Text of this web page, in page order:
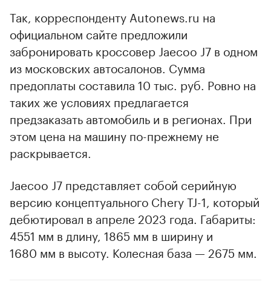
Так, корреспонденту Autonews.ru на
официальном сайте предложили
забронировать кроссовер Jaecoo J7 в одном
из московских автосалонов. Сумма
предоплаты составила 10 тыс. руб. Ровно на
таких же условиях предлагается
предзаказать автомобиль и в регионах. При
этом цена на машину по-прежнему не
раскрывается.
Jaecoo J7 представляет собой серийную
версию концептуального Chery TJ-1, который
дебютировал в апреле 2023 года. Габариты:
4551 мм в длину, 1865 мм в ширину и
1680 мм в высоту. Колесная база — 2675 мм.